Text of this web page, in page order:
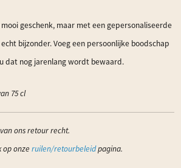
geschenk, maar met een gepersonaliseerde
bijzonder. Voeg een persoonlijke boodschap
dat nog jarenlang wordt bewaard.
75 cl
ons retour recht.
op onzeruilen/retourbeleidpagina.